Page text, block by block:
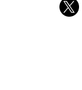
や折り紙などで
るそうです。魚